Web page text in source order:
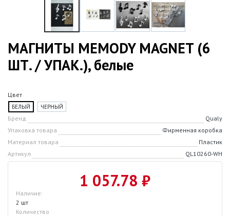
МАГНИТЫ MEMODY MAGNET (6
ШТ. / УПАК.), белые
Цвет
БЕЛЫЙ ЧЕРНЫЙ
Бренд
Qualy
Упаковка товара
Фирменная коробка
Материал товара
Пластик
Артикул
QL10260-WH
1 057.78 ₽
Наличие:
2 шт
Количество